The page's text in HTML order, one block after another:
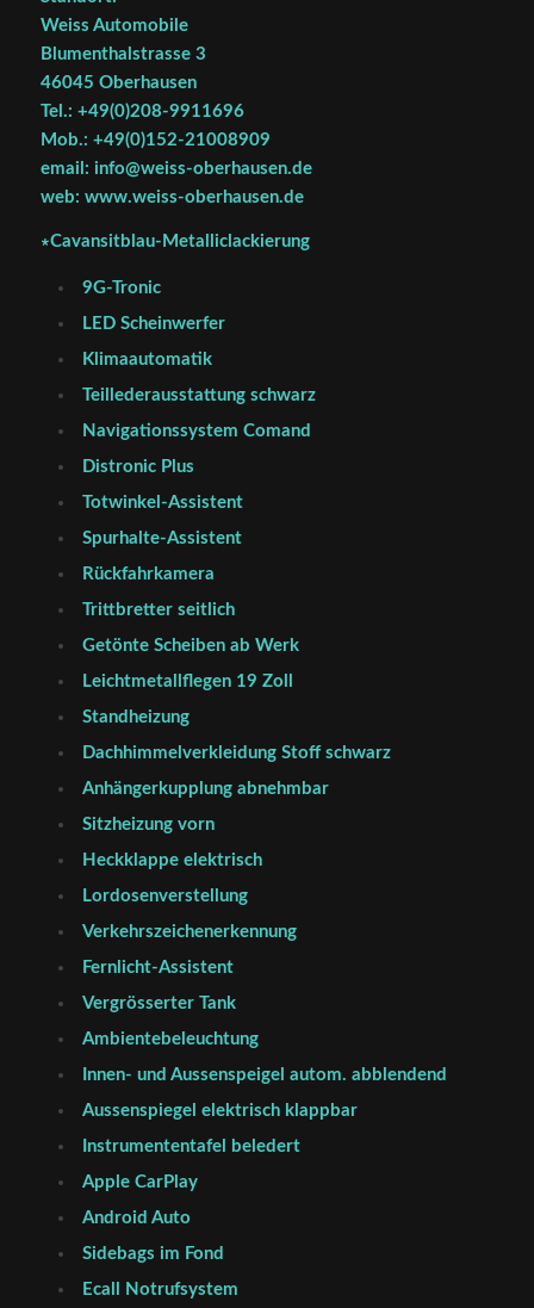
Weiss Automobile
Blumenthalstrasse 3
46045 Oberhausen
Tel.: +49(0)208-9911696
Mob.: +49(0)152-21008909
email: info@weiss-oberhausen.de
web: www.weiss-oberhausen.de
∗Cavansitblau-Metalliclackierung
9G-Tronic
LED Scheinwerfer
Klimaautomatik
Teillederausstattung schwarz
Navigationssystem Comand
Distronic Plus
Totwinkel-Assistent
Spurhalte-Assistent
Rückfahrkamera
Trittbretter seitlich
Getönte Scheiben ab Werk
Leichtmetallflegen 19 Zoll
Standheizung
Dachhimmelverkleidung Stoff schwarz
Anhängerkupplung abnehmbar
Sitzheizung vorn
Heckklappe elektrisch
Lordosenverstellung
Verkehrszeichenerkennung
Fernlicht-Assistent
Vergrösserter Tank
Ambientebeleuchtung
Innen- und Aussenspeigel autom. abblendend
Aussenspiegel elektrisch klappbar
Instrumententafel beledert
Apple CarPlay
Android Auto
Sidebags im Fond
Ecall Notrufsystem